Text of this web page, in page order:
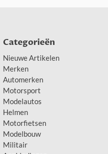
Categorieën
Nieuwe Artikelen
Merken
Automerken
Motorsport
Modelautos
Helmen
Motorfietsen
Modelbouw
Militair